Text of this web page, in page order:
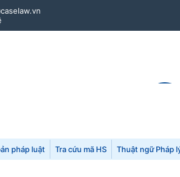
pháp luật Tra cứu mã HS Thuật ngữ Pháp